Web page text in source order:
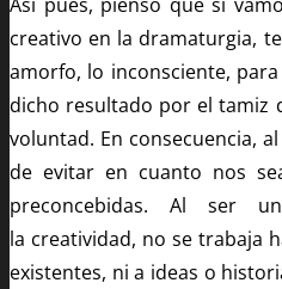
creativo en la dramaturgia,
amorfo, lo inconsciente,
dicho resultado por el tamiz
voluntad. En consecuencia,
de evitar en cuanto nos
preconcebidas. Al ser
la creatividad, no se trabaja
existentes, ni a ideas o